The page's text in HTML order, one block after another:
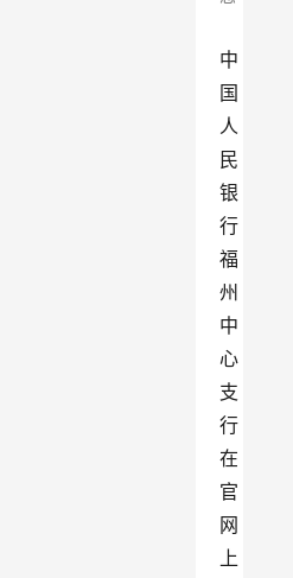
中
国
人
民
银
行
福
州
中
心
支
行
在
官
网
上